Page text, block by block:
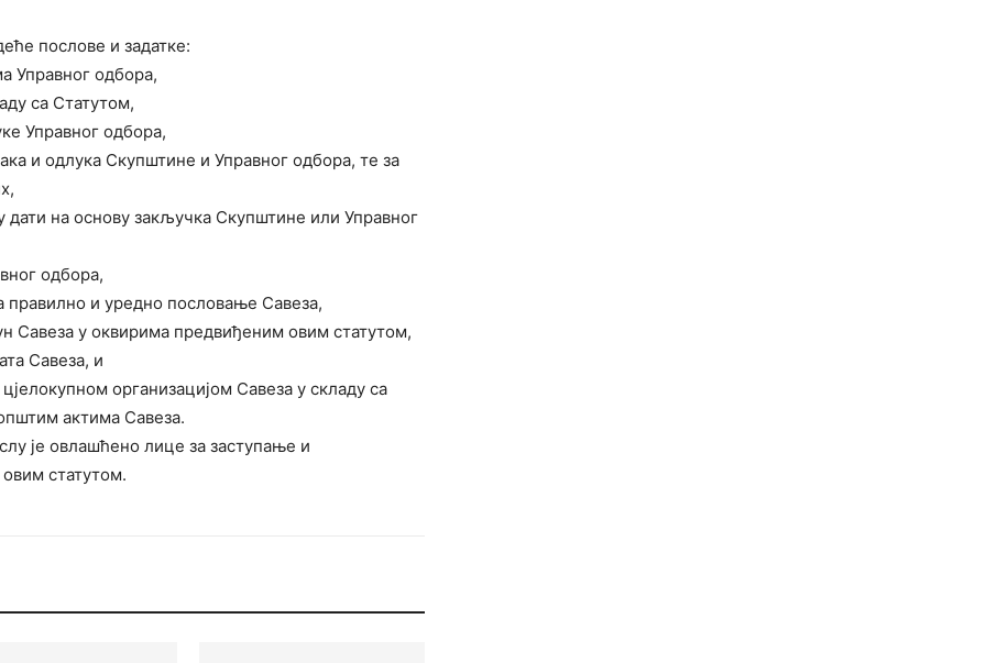
послове и задатке:
Управног одбора,
са Статутом,
Управног одбора,
и одлука Скупштине и Управног одбора, те за
дати на основу закључка Скупштине или Управног
одбора,
правилно и уредно пословање Савеза,
Савеза у оквирима предвиђеним овим статутом,
Савеза, и
организацијом Савеза у складу са
актима Савеза.
је овлашћено лице за заступање и
статутом.